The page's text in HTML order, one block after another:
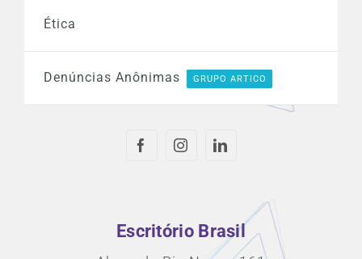
Ética
Denúncias Anônimas GRUPO ARTICO
Escritório Brasil